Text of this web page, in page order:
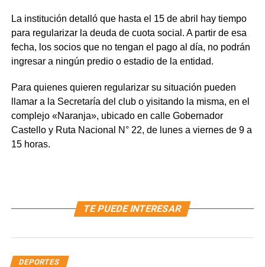
La institución detalló que hasta el 15 de abril hay tiempo
para regularizar la deuda de cuota social. A partir de esa
fecha, los socios que no tengan el pago al día, no podrán
ingresar a ningún predio o estadio de la entidad.
Para quienes quieren regularizar su situación pueden
llamar a la Secretaría del club o yisitando la misma, en el
complejo «Naranja», ubicado en calle Gobernador
Castello y Ruta Nacional N° 22, de lunes a viernes de 9 a
15 horas.
TE PUEDE INTERESAR
DEPORTES